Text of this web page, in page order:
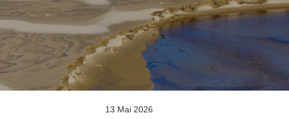
13 Mai 2026